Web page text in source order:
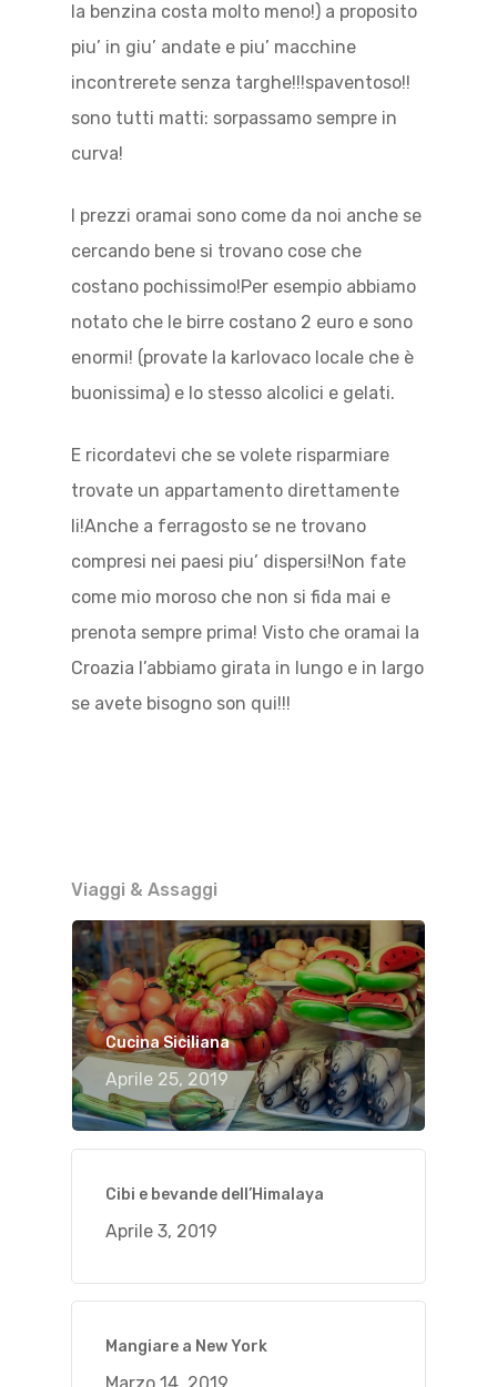
la benzina costa molto meno!) a proposito
piu’ in giu’ andate e piu’ macchine
incontrerete senza targhe!!!spaventoso!!
sono tutti matti: sorpassamo sempre in
curva!
I prezzi oramai sono come da noi anche se
cercando bene si trovano cose che
costano pochissimo!Per esempio abbiamo
notato che le birre costano 2 euro e sono
enormi! (provate la karlovaco locale che è
buonissima) e lo stesso alcolici e gelati.
E ricordatevi che se volete risparmiare
trovate un appartamento direttamente
li!Anche a ferragosto se ne trovano
compresi nei paesi piu’ dispersi!Non fate
come mio moroso che non si fida mai e
prenota sempre prima! Visto che oramai la
Croazia l’abbiamo girata in lungo e in largo
se avete bisogno son qui!!!
Viaggi & Assaggi
Cucina Siciliana
Aprile 25, 2019
Cibi e bevande dell’Himalaya
Aprile 3, 2019
Mangiare a New York